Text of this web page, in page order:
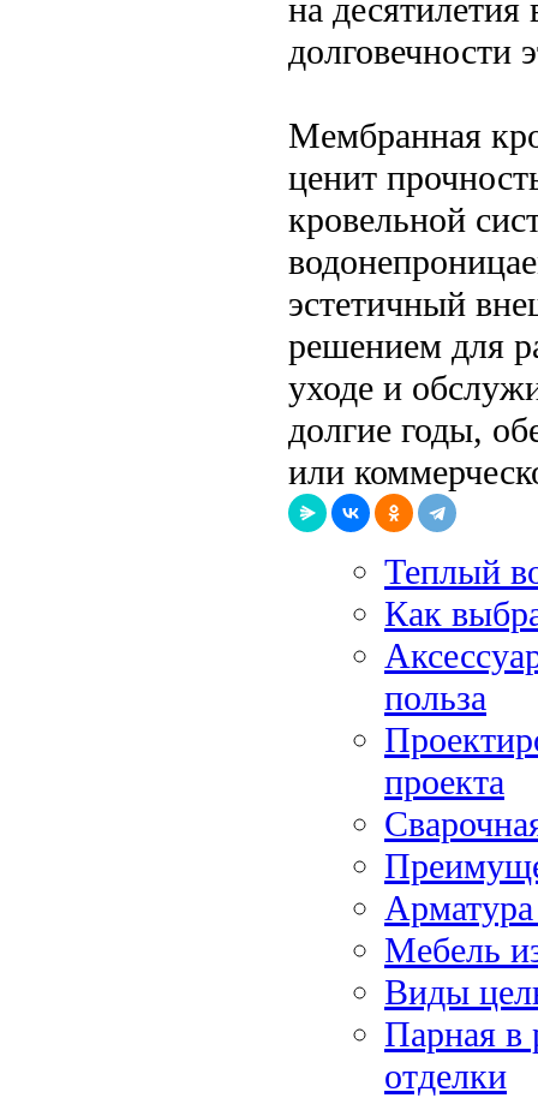
на
долговечности
Мембранная
ценит
кровельной
эстетичный
решением для
уходе и
долгие годы,
или
Теплый
Как
польза
проекта
Мебель
Виды
Парная в
отделки